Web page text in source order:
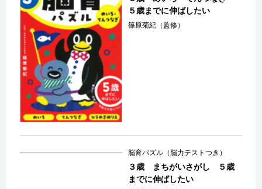
５歳までに伸ばしたい
篠原菊紀（監修）
脳育パズル（脳力テストつき）
３歳 まちがいさがし ５歳
までに伸ばしたい